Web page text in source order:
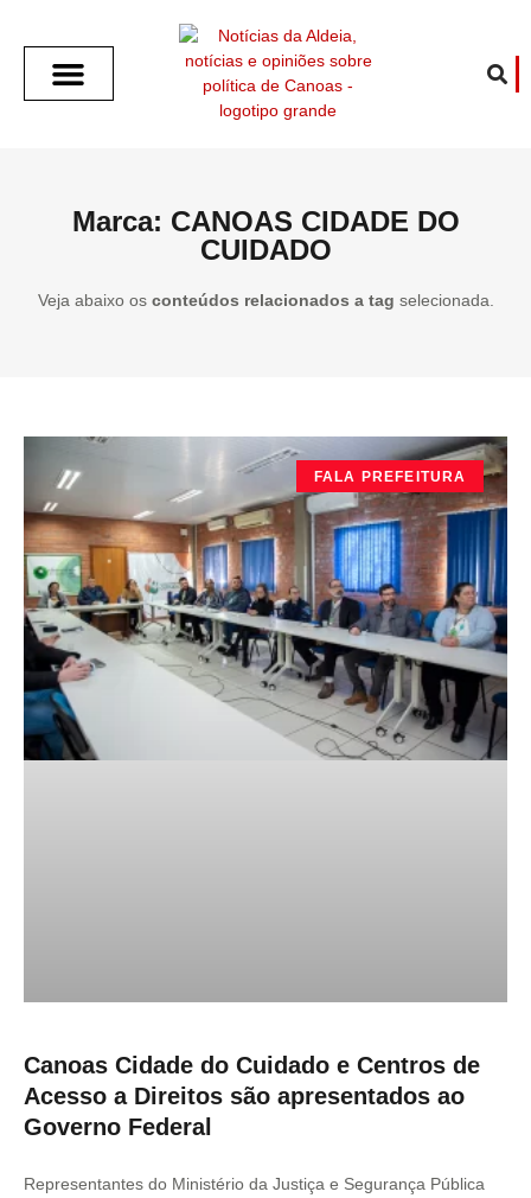
Marca: CANOAS CIDADE DO
CUIDADO
Veja abaixo os conteúdos relacionados a tag selecionada.
FALA PREFEITURA
Canoas Cidade do Cuidado e Centros de
Acesso a Direitos são apresentados ao
Governo Federal
Representantes do Ministério da Justiça e Segurança Pública